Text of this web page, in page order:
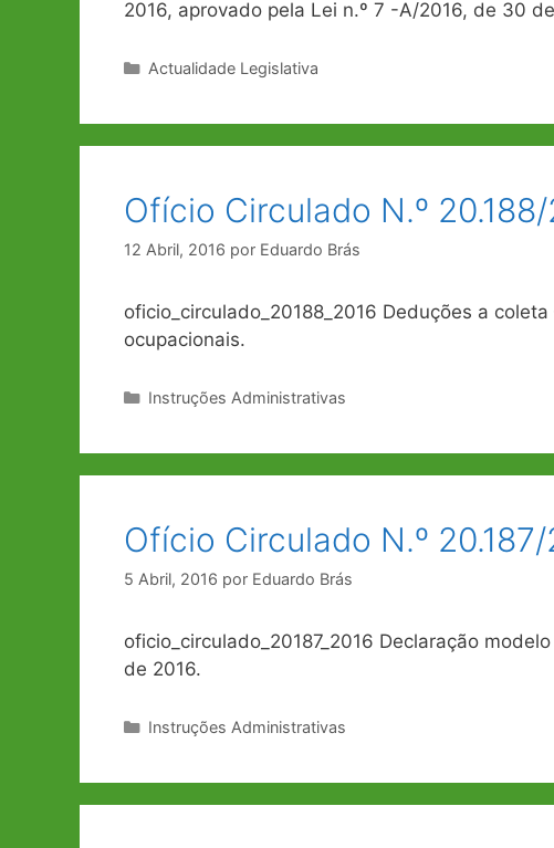
2016, aprovado pela Lei n.º 7 -A/2016, de 30
Categorias
Actualidade Legislativa
Ofício Circulado N.º
12 Abril, 2016 por Eduardo Brás
oficio_circulado_20188_2016 Deduções a
ocupacionais.
Categorias
Instruções Administrativas
Ofício Circulado N.º
5 Abril, 2016 por Eduardo Brás
oficio_circulado_20187_2016 Declaração
de 2016.
Categorias
Instruções Administrativas